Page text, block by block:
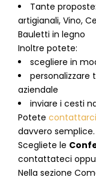
Tante
artigianali, Vino,
Bauletti in legno
Inoltre potete:
scegliere in
personalizzare
aziendale
inviare i cesti
Potete
davvero semplice.
Scegliete le
contattateci
Nella sezione